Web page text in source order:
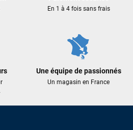
En 1 à 4 fois sans frais
Une équipe de passionnés
Un magasin en France
à remplacer ma board eux
je n'aurais jamais pensé !
dyno !
il y a 3 mois